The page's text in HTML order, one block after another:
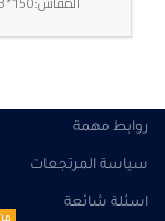
روابط مهمة
سياسة المرتجعات
اسئلة شائعة